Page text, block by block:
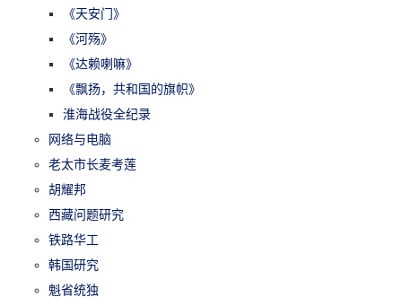
《天安门》
《河殇》
《达赖喇嘛》
《飘扬，共和国的旗帜》
淮海战役全纪录
网络与电脑
老太市长麦考莲
胡耀邦
西藏问题研究
铁路华工
韩国研究
魁省统独